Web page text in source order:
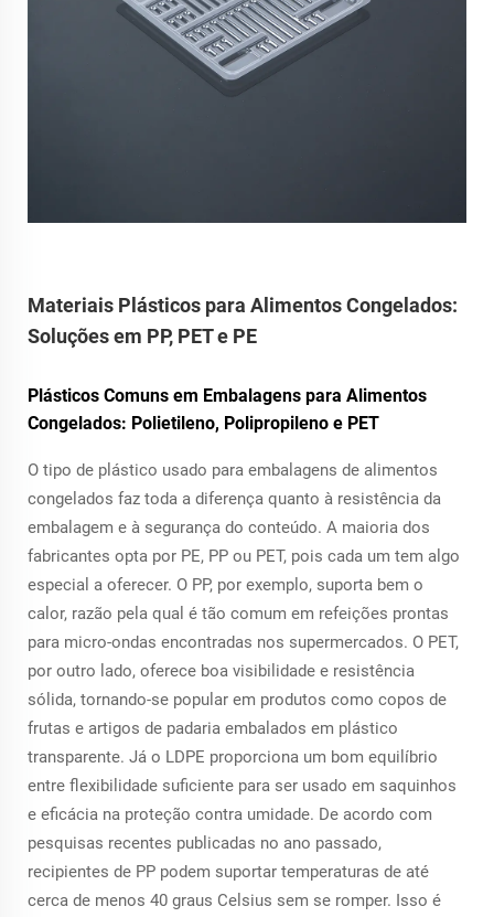
Materiais Plásticos para Alimentos Congelados:
Soluções em PP, PET e PE
Plásticos Comuns em Embalagens para Alimentos
Congelados: Polietileno, Polipropileno e PET
O tipo de plástico usado para embalagens de alimentos
congelados faz toda a diferença quanto à resistência da
embalagem e à segurança do conteúdo. A maioria dos
fabricantes opta por PE, PP ou PET, pois cada um tem algo
especial a oferecer. O PP, por exemplo, suporta bem o
calor, razão pela qual é tão comum em refeições prontas
para micro-ondas encontradas nos supermercados. O PET,
por outro lado, oferece boa visibilidade e resistência
sólida, tornando-se popular em produtos como copos de
frutas e artigos de padaria embalados em plástico
transparente. Já o LDPE proporciona um bom equilíbrio
entre flexibilidade suficiente para ser usado em saquinhos
e eficácia na proteção contra umidade. De acordo com
pesquisas recentes publicadas no ano passado,
recipientes de PP podem suportar temperaturas de até
cerca de menos 40 graus Celsius sem se romper. Isso é